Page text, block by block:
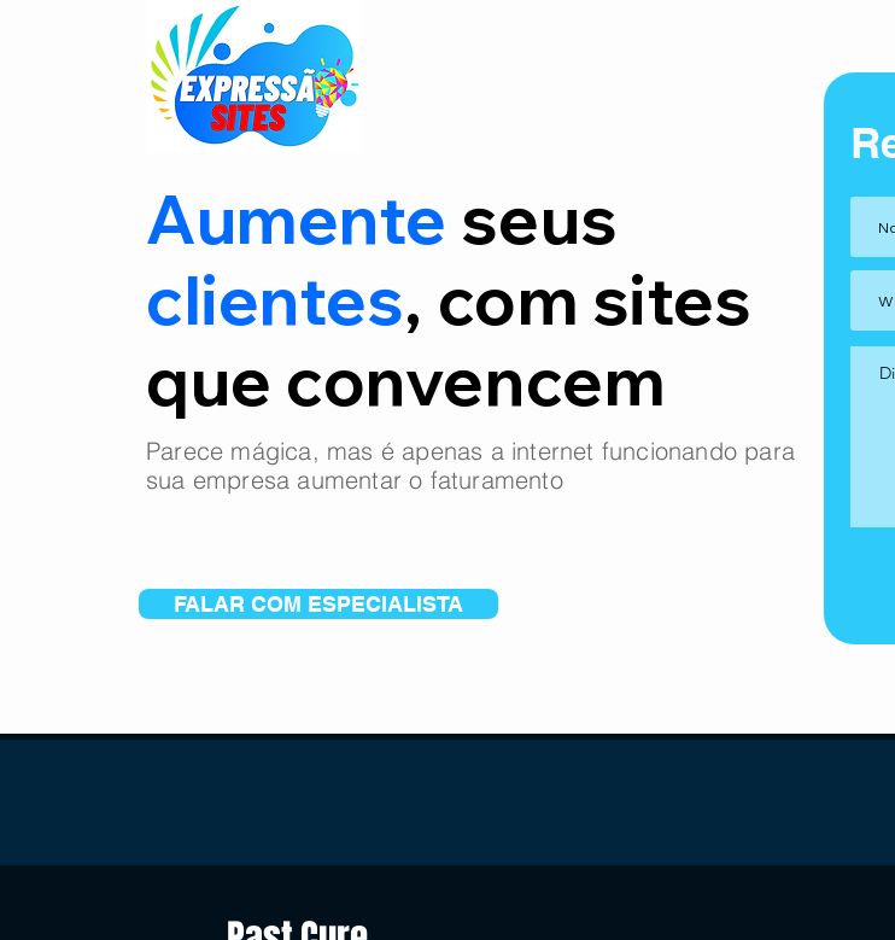
Aumente seus
clientes, com sites
que convencem
Parece mágica, mas é apenas a internet funcionando para
sua empresa aumentar o faturamento
FALAR COM ESPECIALISTA